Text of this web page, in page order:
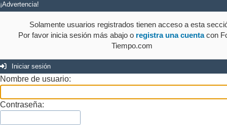
¡Advertencia!
Solamente usuarios registrados tienen acceso a esta
Por favor inicia sesión más abajo o registra una cuentacon
Tiempo.com
Iniciar sesión
Nombre de usuario:
Contraseña: